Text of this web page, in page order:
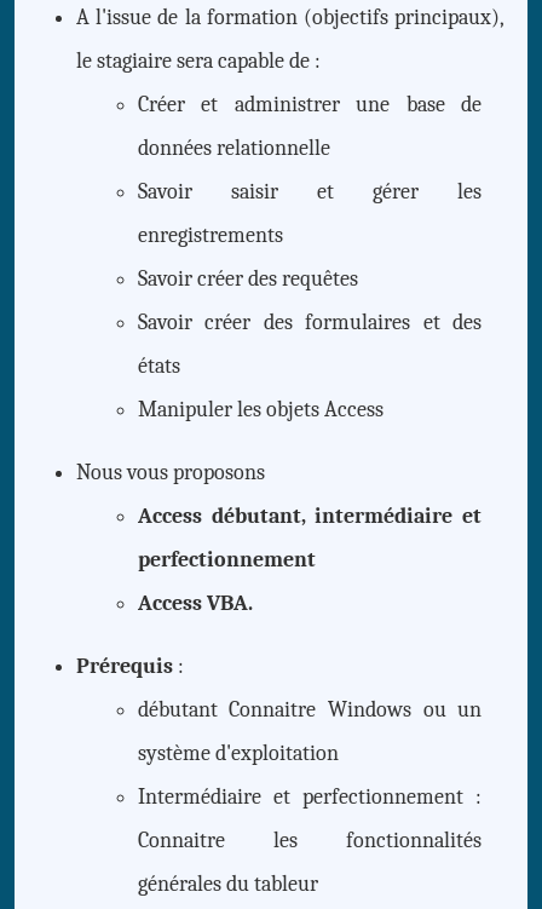
A l'issue de la formation (objectifs principaux),
le stagiaire sera capable de :
Créer et administrer une base de
données relationnelle
Savoir saisir et gérer les
enregistrements
Savoir créer des requêtes
Savoir créer des formulaires et des
états
Manipuler les objets Access
Nous vous proposons
Access débutant, intermédiaire et
perfectionnement
Access VBA.
Prérequis:
débutant Connaitre Windows ou un
système d'exploitation
Intermédiaire et perfectionnement :
Connaitre les fonctionnalités
générales du tableur